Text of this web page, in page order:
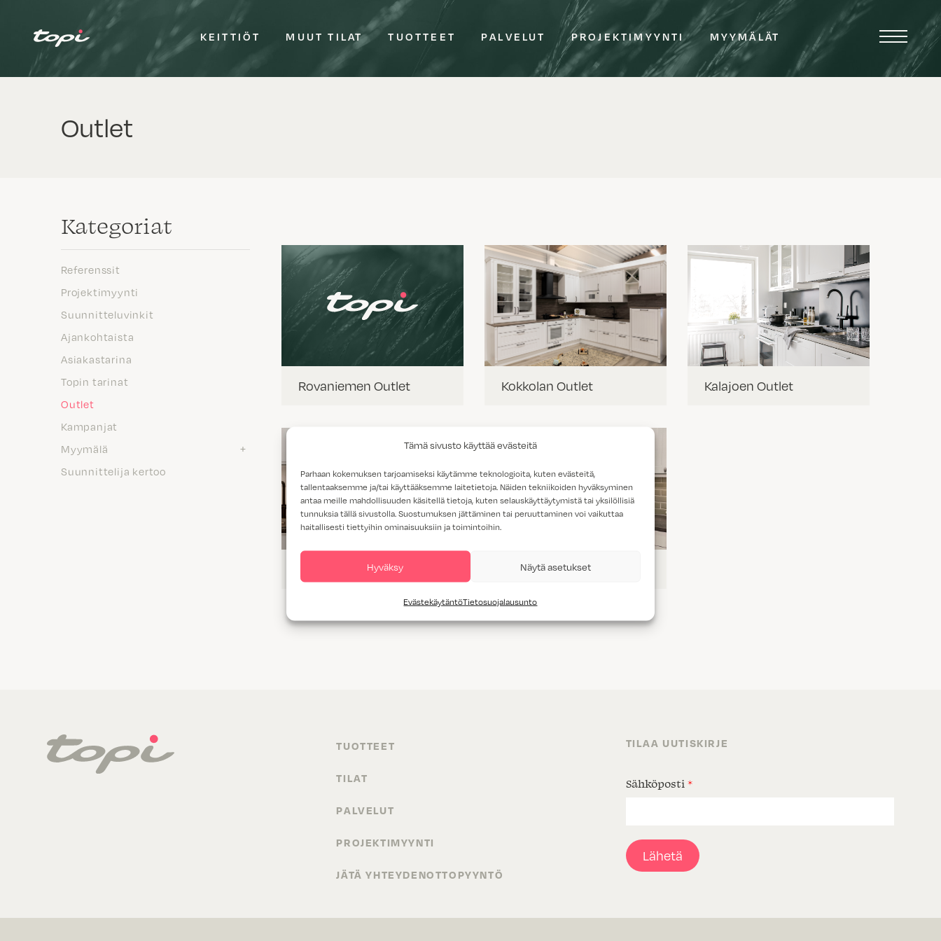
Tämä sivusto käyttää evästeitä
Parhaan kokemuksen tarjoamiseksi käytämme teknologioita, kuten evästeitä,
tallentaaksemme ja/tai käyttääksemme laitetietoja. Näiden tekniikoiden hyväksyminen
antaa meille mahdollisuuden käsitellä tietoja, kuten selauskäyttäytymistä tai yksilöllisiä
tunnuksia tällä sivustolla. Suostumuksen jättäminen tai peruuttaminen voi vaikuttaa
haitallisesti tiettyihin ominaisuuksiin ja toimintoihin.
Hyväksy Näytä asetukset
EvästekäytäntöTietosuojalausunto
KEITTIÖT MUUT TILAT TUOTTEET PALVELUT PROJEKTIMYYNTI MYYMÄLÄT
Outlet
Kategoriat
Referenssit
Projektimyynti
Suunnitteluvinkit
Ajankohtaista
Asiakastarina
Topin tarinat
Outlet
Kampanjat
Myymälä
Suunnittelija kertoo
Rovaniemen Outlet Kokkolan Outlet Kalajoen Outlet
Oulun Outlet Vantaan Outlet
TUOTTEET
TILAT
PALVELUT
PROJEKTIMYYNTI
JÄTÄ YHTEYDENOTTOPYYNTÖ
TILAA UUTISKIRJE
Sähköposti *
Lähetä